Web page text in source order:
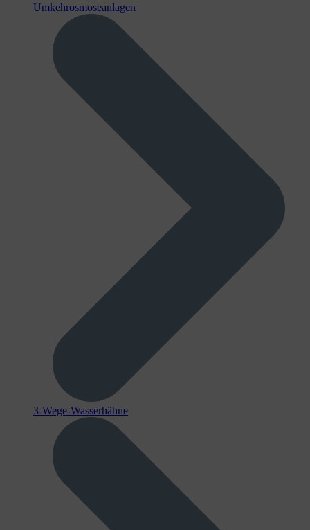
Umkehrosmoseanlagen
3-Wege-Wasserhähne